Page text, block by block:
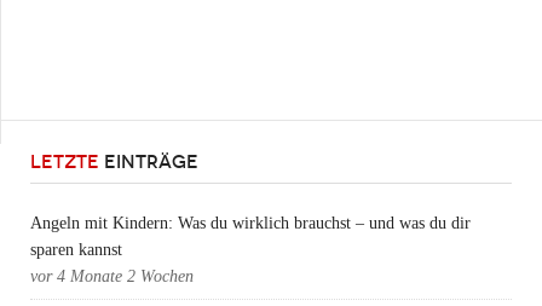
LETZTE EINTRÄGE
Angeln mit Kindern: Was du wirklich brauchst – und was du dir
sparen kannst
vor 4 Monate 2 Wochen